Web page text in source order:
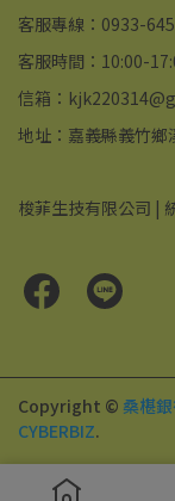
客服專線：0933-
客服時間：10:00-
信箱：
地址：嘉義縣義竹
梭菲生技有限公司 |
Copyright © 桑椹
CYBERBIZ.